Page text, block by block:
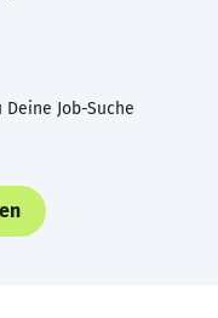
Job-Suche